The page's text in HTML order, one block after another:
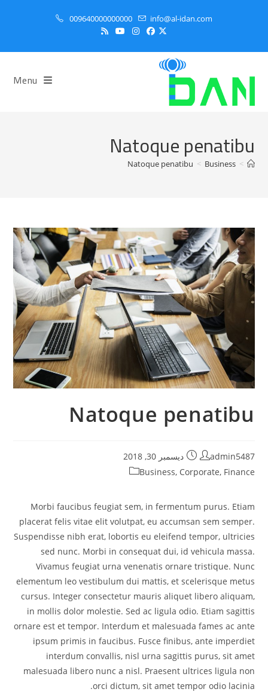
009640000000000 info@al-idan.com
Menu
Natoque penatibu
>
Business
>
Natoque penatibu
Natoque penatibu
admin5487
ديسمبر 30, 2018
Business, Corporate, Finance
Morbi faucibus feugiat sem, in fermentum purus. Etiam
placerat felis vitae elit volutpat, eu accumsan sem semper.
Suspendisse nibh erat, lobortis eu eleifend tempor, ultricies
sed nunc. Morbi in consequat dui, id vehicula massa.
Vivamus feugiat urna venenatis ornare tristique. Nunc
elementum leo vestibulum dui mattis, et scelerisque metus
cursus. Integer consectetur mauris aliquet libero aliquam,
in mollis dolor molestie. Sed ac ligula odio. Etiam sagittis
ornare est et tempor. Interdum et malesuada fames ac ante
ipsum primis in faucibus. Fusce finibus, ante imperdiet
interdum convallis, nisl urna sagittis purus, sit amet
malesuada libero nunc a nisl. Praesent ultrices ligula non
orci dictum, sit amet tempor odio lacinia.